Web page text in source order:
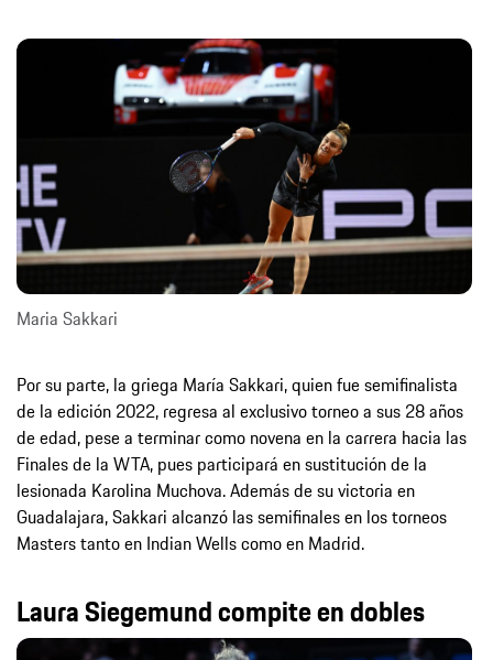
Maria Sakkari
Por su parte, la griega María Sakkari, quien fue semifinalista
de la edición 2022, regresa al exclusivo torneo a sus 28 años
de edad, pese a terminar como novena en la carrera hacia las
Finales de la WTA, pues participará en sustitución de la
lesionada Karolina Muchova. Además de su victoria en
Guadalajara, Sakkari alcanzó las semifinales en los torneos
Masters tanto en Indian Wells como en Madrid.
Laura Siegemund compite en dobles